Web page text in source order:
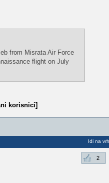
from Misrata Air Force
flight on July
korisnici]
Idi na vrh
2